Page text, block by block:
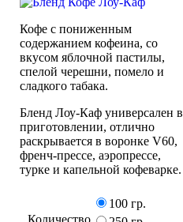
Кофе с пониженным
содержанием кофеина, со
вкусом яблочной пастилы,
спелой черешни, помело и
сладкого табака.
Бленд Лоу-Каф универсален в
приготовлении, отлично
раскрывается в воронке V60,
френч-прессе, аэропрессе,
турке и капельной кофеварке.
100 гр.